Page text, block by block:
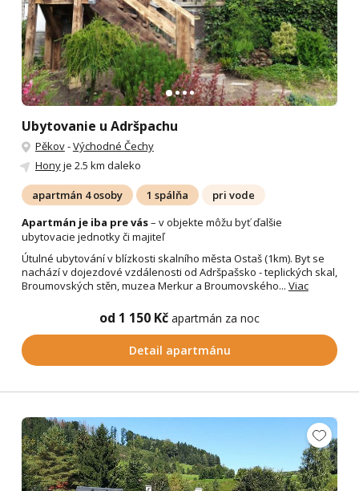
Ubytovanie u Adršpachu
Pěkov-Východné Čechy
Honyje 2.5 km daleko
apartmán 4 osoby 1 spálňa
pri vode
Apartmán je iba pre vás– v objekte môžu byť ďalšie
ubytovacie jednotky či majiteľ
Útulné ubytování v blízkosti skalního města Ostaš (1km). Byt se
nachází v dojezdové vzdálenosti od Adršpašsko - teplických skal,
Broumovských stěn, muzea Merkur a Broumovského... Viac
od 1 150 Kč apartmán za noc
Detail apartmánu